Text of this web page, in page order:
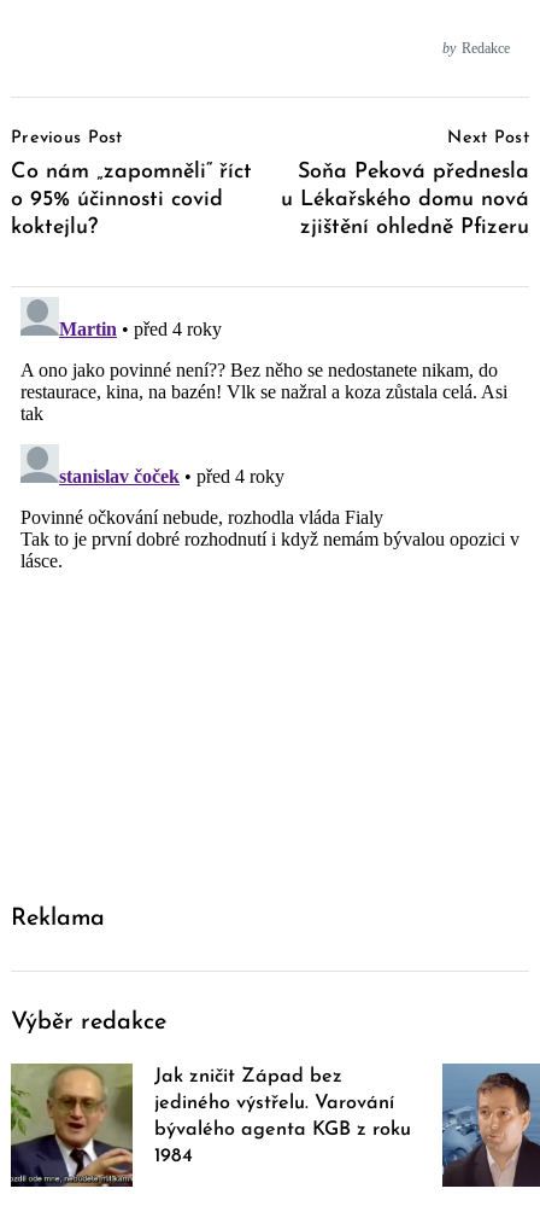
by Redakce
Navigation
Previous Post
Co nám „zapomněli“ říct
o 95% účinnosti covid
koktejlu?
Next Post
Soňa Peková přednesla
u Lékařského domu nová
zjištění ohledně Pfizeru
Reklama
Výběr redakce
Jak zničit Západ bez
jediného výstřelu. Varování
bývalého agenta KGB z roku
1984